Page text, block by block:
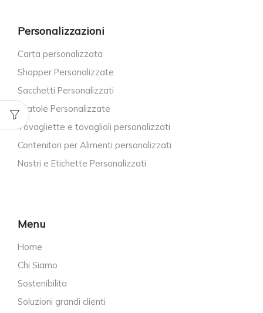
Personalizzazioni
Carta personalizzata
Shopper Personalizzate
Sacchetti Personalizzati
Scatole Personalizzate
Tovagliette e tovaglioli personalizzati
Contenitori per Alimenti personalizzati
Nastri e Etichette Personalizzati
Menu
Home
Chi Siamo
Sostenibilita
Soluzioni grandi clienti